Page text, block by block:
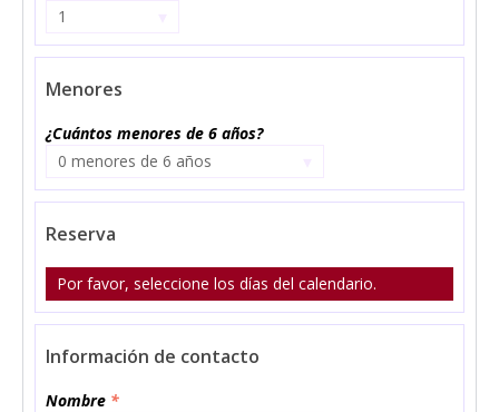
1
Menores
¿Cuántos menores de 6 años?
0 menores de 6 años
Reserva
Por favor, seleccione los días del calendario.
Información de contacto
Nombre *